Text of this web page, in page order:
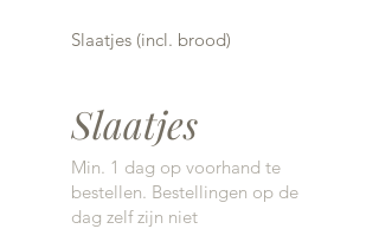
Slaatjes (incl. brood)
Slaatjes
Min. 1 dag op voorhand te
bestellen. Bestellingen op de
dag zelf zijn niet